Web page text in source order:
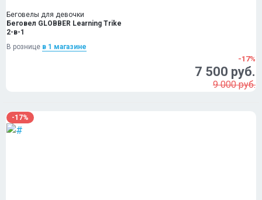
Беговелы для девочки
Беговел GLOBBER Learning Trike
2-в-1
В рознице в 1 магазинe
-17%
7 500 руб.
9 000 руб.
-17%